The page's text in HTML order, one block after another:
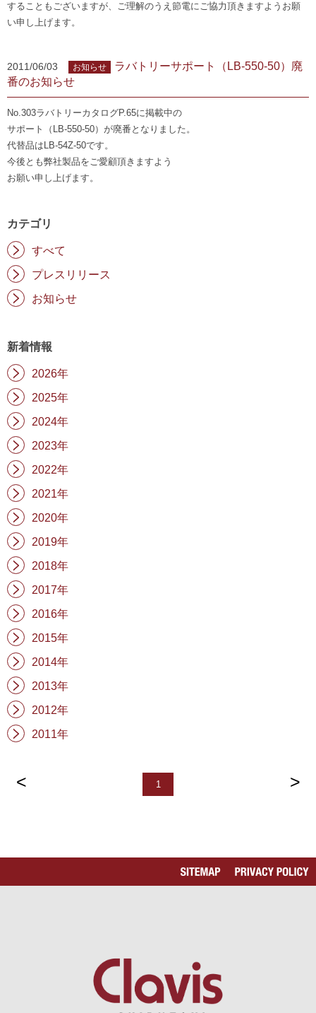
することもございますが、ご理解のうえ節電にご協力頂きますようお願
い申し上げます。
2011/06/03 お知らせ
ラバトリーサポート（LB-550-50）廃
番のお知らせ
No.303ラバトリーカタログP.65に掲載中の
サポート（LB-550-50）が廃番となりました。
代替品はLB-54Z-50です。
今後とも弊社製品をご愛顧頂きますよう
お願い申し上げます。
カテゴリ
すべて
プレスリリース
お知らせ
新着情報
2026年
2025年
2024年
2023年
2022年
2021年
2020年
2019年
2018年
2017年
2016年
2015年
2014年
2013年
2012年
2011年
1
< >